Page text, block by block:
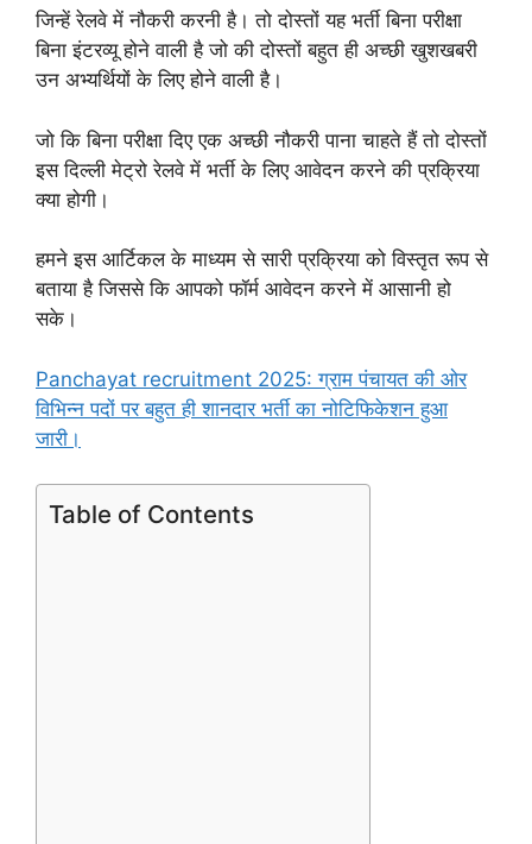
जिन्हें रेलवे में नौकरी करनी है। तो दोस्तों यह भर्ती बिना परीक्षा
बिना इंटरव्यू होने वाली है जो की दोस्तों बहुत ही अच्छी खुशखबरी
उन अभ्यर्थियों के लिए होने वाली है।
जो कि बिना परीक्षा दिए एक अच्छी नौकरी पाना चाहते हैं तो दोस्तों
इस दिल्ली मेट्रो रेलवे में भर्ती के लिए आवेदन करने की प्रक्रिया
क्या होगी।
हमने इस आर्टिकल के माध्यम से सारी प्रक्रिया को विस्तृत रूप से
बताया है जिससे कि आपको फॉर्म आवेदन करने में आसानी हो
सके।
Panchayat recruitment 2025: ग्राम पंचायत की ओर
विभिन्न पदों पर बहुत ही शानदार भर्ती का नोटिफिकेशन हुआ
जारी।
Table of Contents